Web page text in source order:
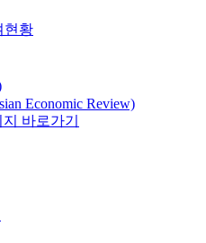
현황
Economic Review)
바로가기